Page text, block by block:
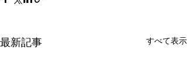
最新記事 すべて表示